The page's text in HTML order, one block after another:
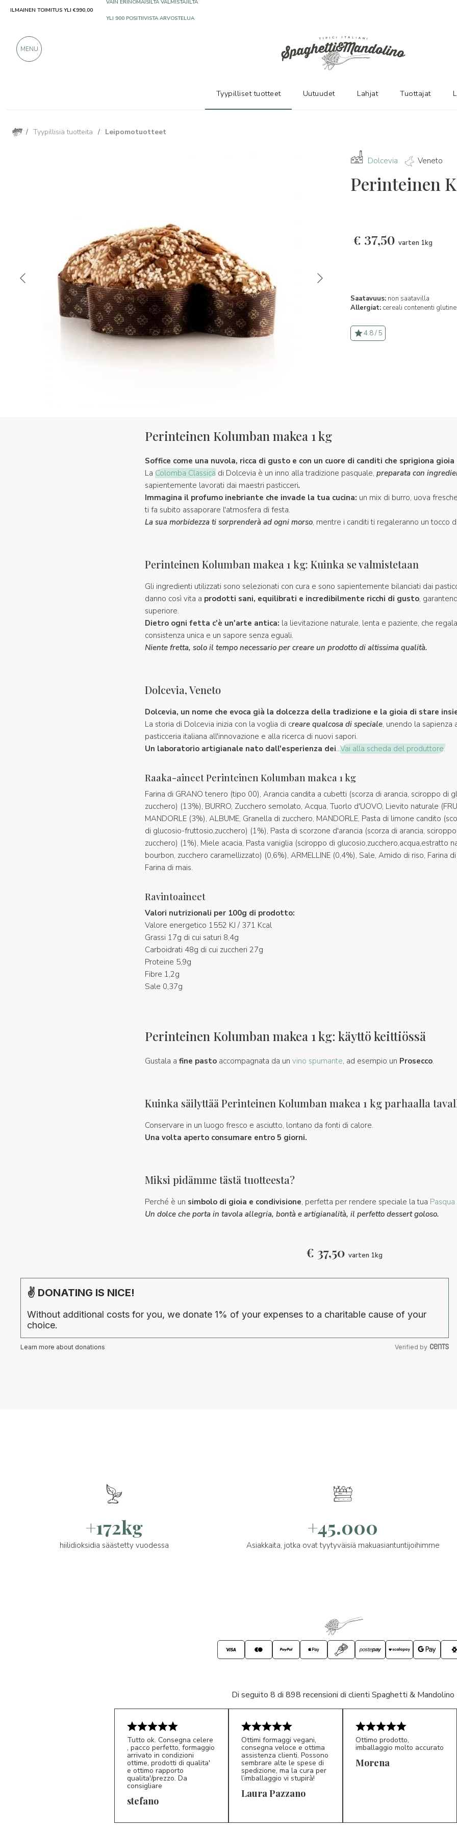
/ Tyypillisiä tuotteita / Leipomotuotteet
Dolcevia Veneto
Perinteinen
€ 37,50 varten 1kg
Saatavuus: non saatavilla
Allergiat: cereali contenenti
4.8 / 5
Perinteinen Kolumban makea 1 kg
Soffice come una nuvola, ricca di gusto e con un cuore di canditi che sprigiona
La Colomba Classicadi Dolcevia è un inno alla tradizione pasquale, preparata con
sapientemente lavorati dai maestri pasticceri.
Immagina il profumo inebriante che invade la tua cucina: un mix di burro, uova
ti fa subito assaporare l'atmosfera di festa.
La sua morbidezza ti sorprenderà ad ogni morso, mentre i canditi ti regaleranno un tocco
Perinteinen Kolumban makea 1 kg: Kuinka se valmistetaan
Gli ingredienti utilizzati sono selezionati con cura e sono sapientemente bilanciati dai
danno così vita a prodotti sani, equilibrati e incredibilmente ricchi di gusto,
superiore.
Dietro ogni fetta c'è un'arte antica: la lievitazione naturale, lenta e paziente, che
consistenza unica e un sapore senza eguali.
Niente fretta, solo il tempo necessario per creare un prodotto di altissima qualità.
Dolcevia, Veneto
Dolcevia, un nome che evoca già la dolcezza della tradizione e la gioia di stare
La storia di Dolcevia inizia con la voglia di creare qualcosa di speciale, unendo la sapienza
pasticceria italiana all'innovazione e alla ricerca di nuovi sapori.
Un laboratorio artigianale nato dall'esperienza dei...Vai alla scheda del produttore.
Raaka-aineet Perinteinen Kolumban makea 1 kg
Farina di GRANO tenero (tipo 00), Arancia candita a cubetti (scorza di arancia, sciroppo di
zucchero) (13%), BURRO, Zucchero semolato, Acqua, Tuorlo d'UOVO, Lievito naturale
MANDORLE (3%), ALBUME, Granella di zucchero, MANDORLE, Pasta di limone candito
di glucosio-fruttosio,zucchero) (1%), Pasta di scorzone d'arancia (scorza di arancia,
zucchero) (1%), Miele acacia, Pasta vaniglia (sciroppo di glucosio,zucchero,acqua,estratto
bourbon, zucchero caramellizzato) (0,6%), ARMELLINE (0,4%), Sale, Amido di riso, Farina
Farina di mais.
Ravintoaineet
Valori nutrizionali per 100g di prodotto:
Valore energetico 1552 KJ / 371 Kcal
Grassi 17g di cui saturi 8,4g
Carboidrati 48g di cui zuccheri 27g
Proteine 5,9g
Fibre 1,2g
Sale 0,37g
Perinteinen Kolumban makea 1 kg: käyttö keittiössä
Gustala a fine pastoaccompagnata da un vino spumante, ad esempio un Prosecco.
Kuinka säilyttää Perinteinen Kolumban makea 1 kg parhaalla
Conservare in un luogo fresco e asciutto, lontano da fonti di calore.
Una volta aperto consumare entro 5 giorni.
Miksi pidämme tästä tuotteesta?
Perché è un simbolo di gioia e condivisione, perfetta per rendere speciale la tua Pasqua
Un dolce che porta in tavola allegria, bontà e artigianalità, il perfetto dessert goloso.
€ 37,50 varten 1kg
✌ DONATING IS NICE!
Without additional costs for you, we donate 1% of your expenses to a charitable cause of your
choice.
Learn more about donations Verified by
+172kg
hiilidioksidia säästetty vuodessa
+45.000
Asiakkaita, jotka ovat tyytyväisiä makuasiantuntijoihimme
Di seguito 8 di 898 recensioni di clienti Spaghetti & Mandolino
S*
Tutto ok. Consegna celere
, pacco perfetto, formaggio
arrivato in condizioni
ottime, prodotti di qualita'
e ottimo rapporto
qualita'/prezzo. Da
consigliare
stefano LP 5/5
Ottimi formaggi vegani,
consegna veloce e ottima
assistenza clienti. Possono
sembrare alte le spese di
spedizione, ma la cura per
l’imballaggio vi stupirà!
Laura Pazzano
Ottimo prodotto,
imballaggio molto accurato
Morena
ILMAINEN TOIMITUS YLI €990,00
MENU
Tyypilliset tuotteet Uutuudet Lahjat Tuottajat